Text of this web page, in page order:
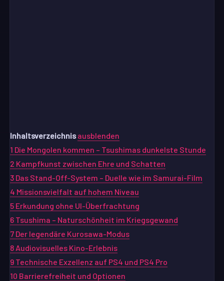
Inhaltsverzeichnis ausblenden
1 Die Mongolen kommen – Tsushimas dunkelste Stunde
2 Kampfkunst zwischen Ehre und Schatten
3 Das Stand-Off-System – Duelle wie im Samurai-Film
4 Missionsvielfalt auf hohem Niveau
5 Erkundung ohne UI-Überfrachtung
6 Tsushima – Naturschönheit im Kriegsgewand
7 Der legendäre Kurosawa-Modus
8 Audiovisuelles Kino-Erlebnis
9 Technische Exzellenz auf PS4 und PS4 Pro
10 Barrierefreiheit und Optionen